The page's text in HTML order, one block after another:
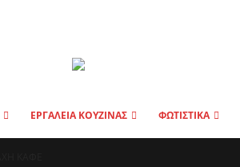
ΕΡΓΑΛΕΙΑ ΚΟΥΖΙΝΑΣ ΦΩΤΙΣΤΙΚΑ